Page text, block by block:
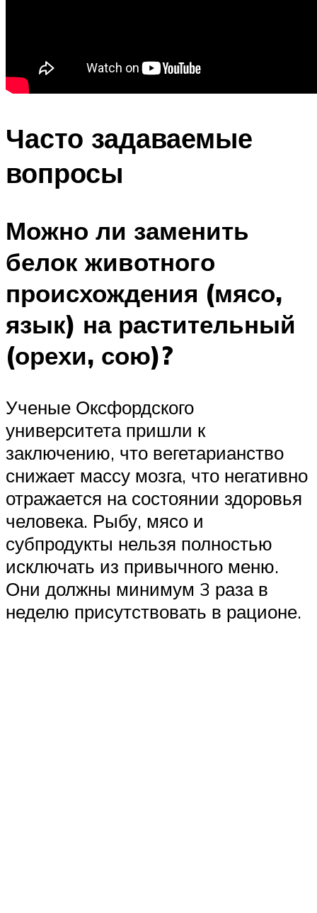
Часто задаваемые
вопросы
Можно ли заменить
белок животного
происхождения (мясо,
язык) на растительный
(орехи, сою)?
Ученые Оксфордского
университета пришли к
заключению, что вегетарианство
снижает массу мозга, что негативно
отражается на состоянии здоровья
человека. Рыбу, мясо и
субпродукты нельзя полностью
исключать из привычного меню.
Они должны минимум 3 раза в
неделю присутствовать в рационе.